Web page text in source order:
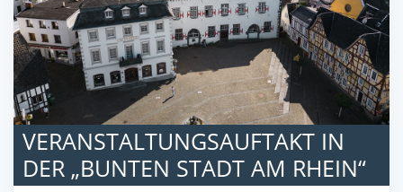
VERANSTALTUNGSAUFTAKT IN
DER „BUNTEN STADT AM RHEIN“